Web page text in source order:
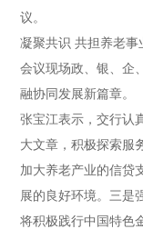
议。
凝聚共识 共担养老事
会议现场政、银、企
融协同发展新篇章。
张宝江表示，交行认
大文章，积极探索服
加大养老产业的信贷
展的良好环境。三是
将积极践行中国特色